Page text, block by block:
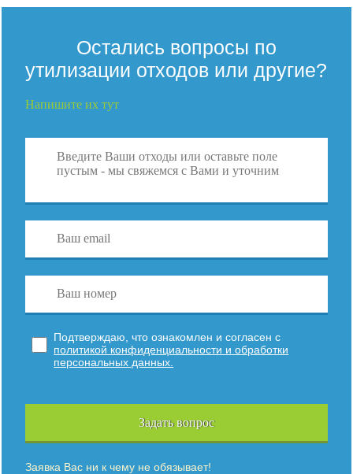
Остались вопросы по
утилизации отходов или другие?
Напишите их тут
Подтверждаю, что ознакомлен и согласен с
политикой конфиденциальности и обработки
персональных данных.
Задать вопрос
Заявка Вас ни к чему не обязывает!